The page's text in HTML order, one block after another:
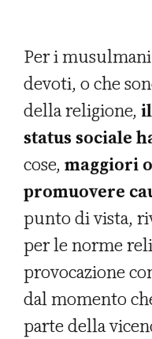
Per i
devoti, o che
della religione,
status sociale
cose, maggiori
promuovere
punto di vista,
per le norme
provocazione
dal momento
parte della